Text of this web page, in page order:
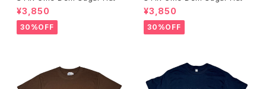
¥3,850
30%OFF
¥3,850
30%OFF